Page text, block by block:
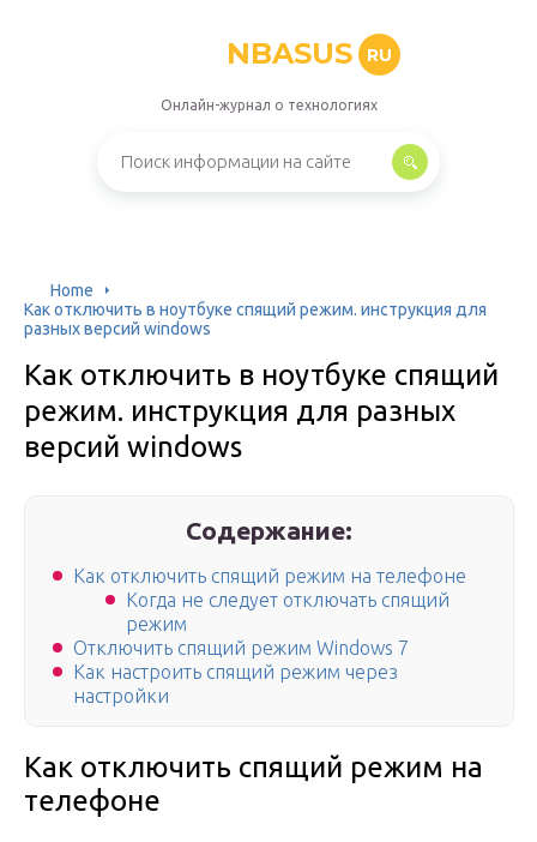
NBASUS RU
Онлайн-журнал о технологиях
Home
Как отключить в ноутбуке спящий режим. инструкция для
разных версий windows
Как отключить в ноутбуке спящий
режим. инструкция для разных
версий windows
Содержание:
Как отключить спящий режим на телефоне
Когда не следует отключать спящий
режим
Отключить спящий режим Windows 7
Как настроить спящий режим через
настройки
Как отключить спящий режим на
телефоне